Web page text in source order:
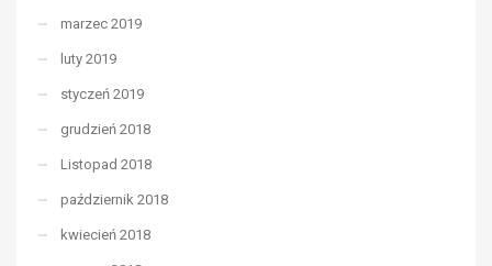
marzec 2019
luty 2019
styczeń 2019
grudzień 2018
Listopad 2018
październik 2018
kwiecień 2018